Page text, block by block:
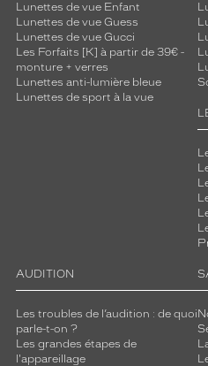
Lunettes de vue Enfant
Lunettes de vue Guess
Lunettes de vue Gucci
Les Forfaits [K] à partir de 39€ -
monture + verres
Lunettes anti-lumière bleue
Lunettes de sport à la vue
AUDITION
Les troubles de l’audition : de quoi
parle-t-on ?
Les grandes étapes de
l'appareillage